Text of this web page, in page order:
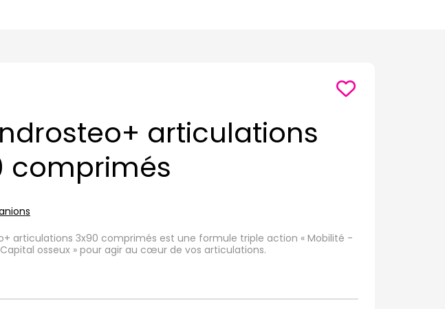
articulations
comprimés
articulations 3x90 comprimés est une formule triple action « Mobilité -
osseux » pour agir au cœur de vos articulations.